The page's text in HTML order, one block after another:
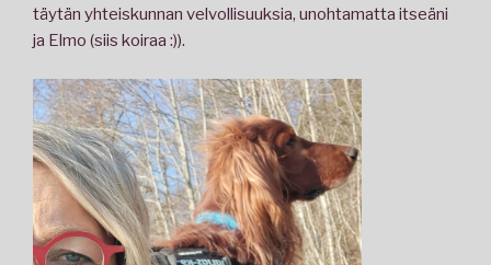
täytän yhteiskunnan velvollisuuksia, unohtamatta itseäni
ja Elmo (siis koiraa :)).